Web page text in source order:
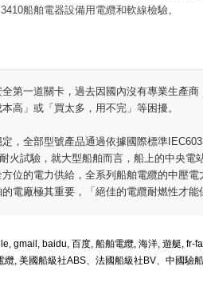
船舶電器設備用電纜和軟線檢驗。
全第一道關卡，過去因國內沒有專業生產
高」或「買太多，用不完」等困擾。
，全部型號產品通過依據國際標準
火試驗，就大型船舶而言，船上的中央電
位的電力供給，全系列船舶電纜的中壓
電廠極其重要，「絕佳的電纜耐燃性才能
gmail, baidu, 百度, 船舶電纜, 海洋, 遊艇,
纜, 美國船級社ABS、法國船級社BV、中國驗